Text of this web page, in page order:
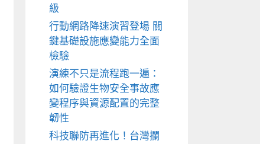
級
行動網路降速演習登場 關
鍵基礎設施應變能力全面
檢驗
演練不只是流程跑一遍：
如何驗證生物安全事故應
變程序與資源配置的完整
韌性
科技聯防再進化！台灣攔